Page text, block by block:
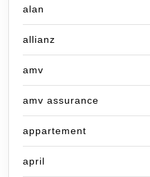
alan
allianz
amv
amv assurance
appartement
april